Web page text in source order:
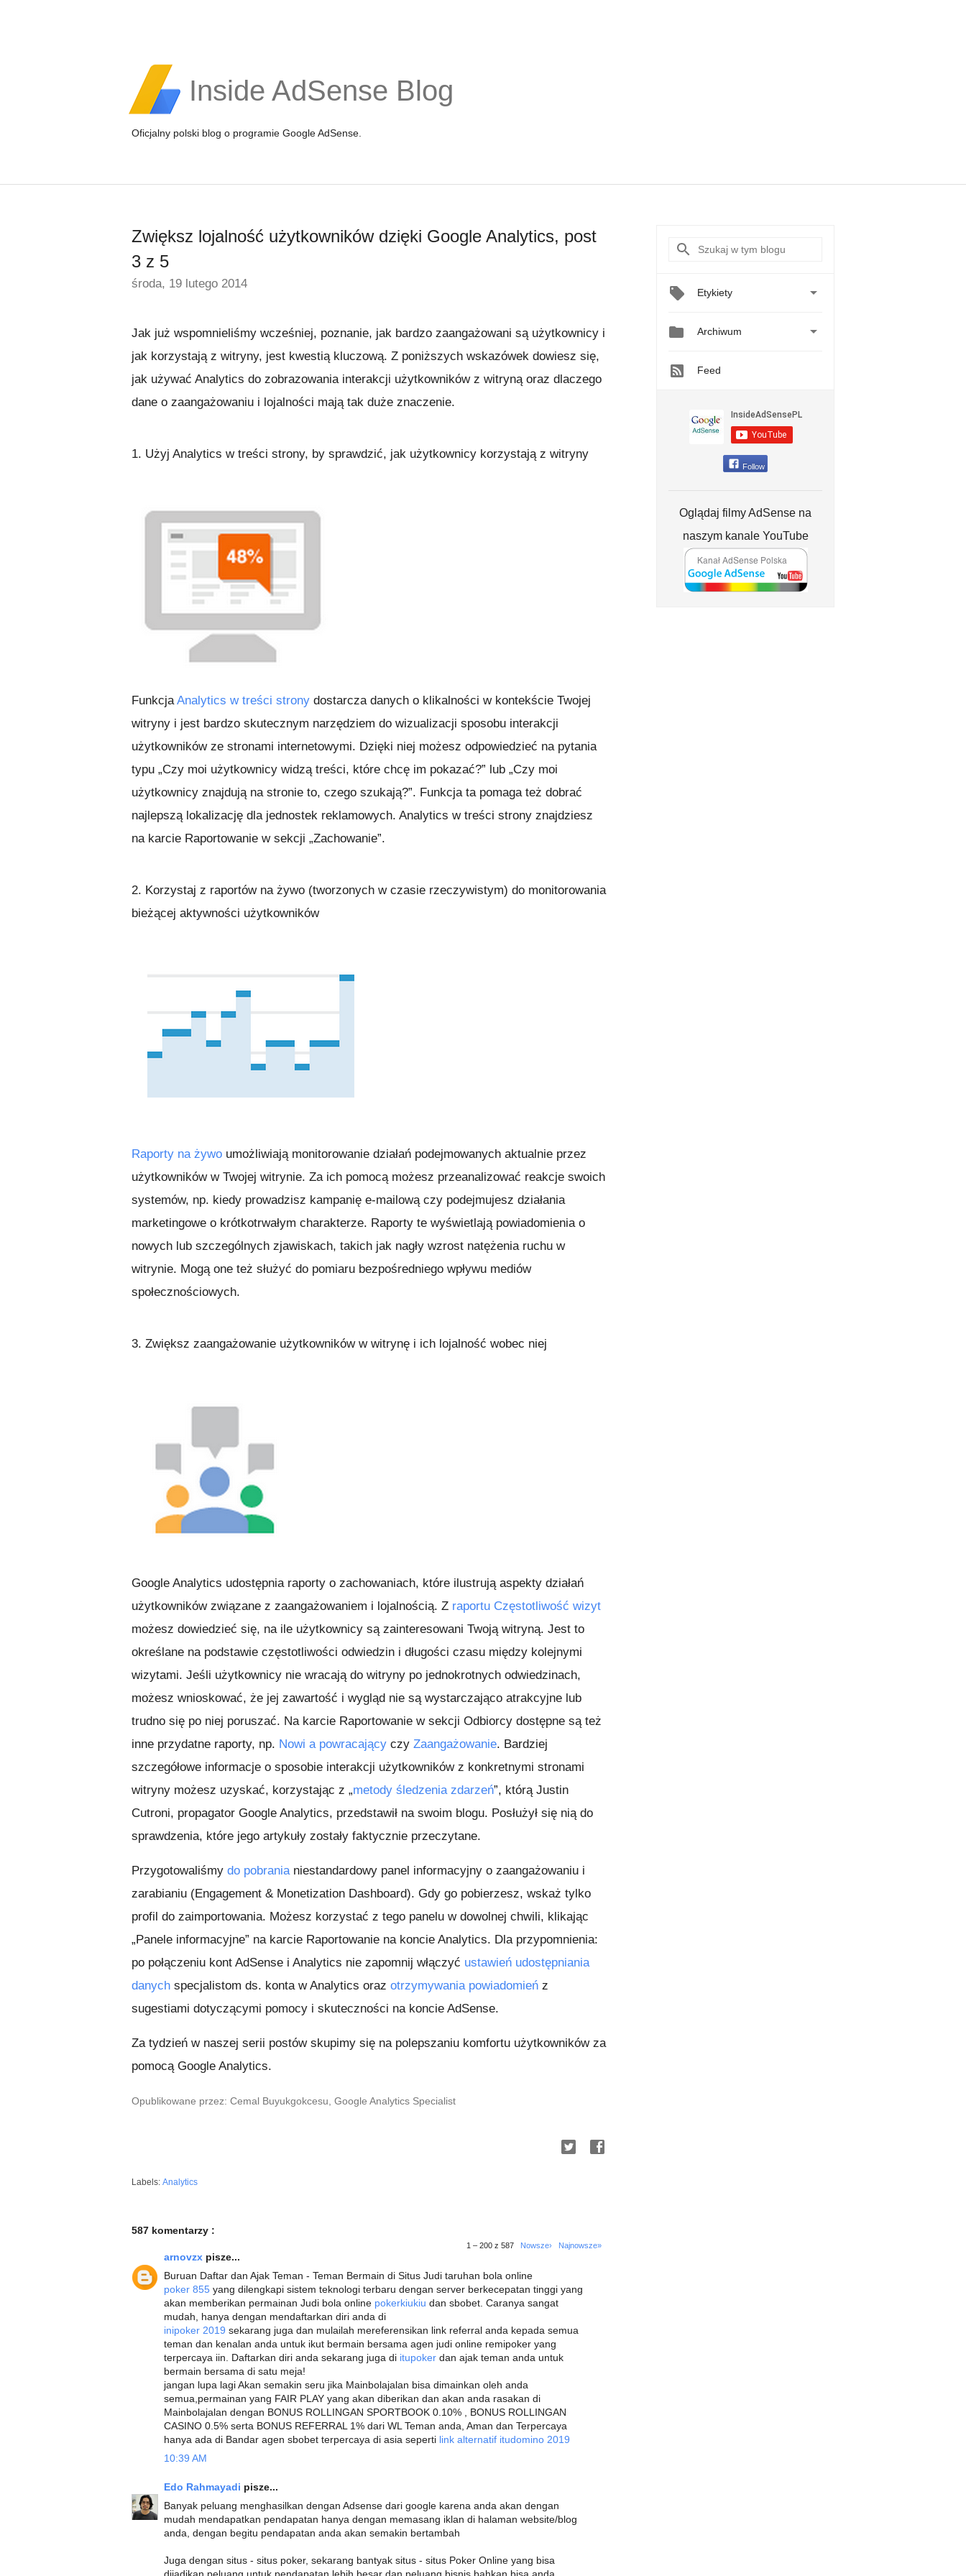
Inside AdSense Blog
Oficjalny polski blog o programie Google AdSense.
Zwiększ lojalność użytkowników dzięki Google Analytics, post
3 z 5
środa, 19 lutego 2014
Jak już wspomnieliśmy wcześniej, poznanie, jak bardzo zaangażowani są użytkownicy i
jak korzystają z witryny, jest kwestią kluczową. Z poniższych wskazówek dowiesz się,
jak używać Analytics do zobrazowania interakcji użytkowników z witryną oraz dlaczego
dane o zaangażowaniu i lojalności mają tak duże znaczenie.
1. Użyj Analytics w treści strony, by sprawdzić, jak użytkownicy korzystają z witryny
FunkcjaAnalytics w treści strony dostarcza danych o klikalności w kontekście Twojej
witryny i jest bardzo skutecznym narzędziem do wizualizacji sposobu interakcji
użytkowników ze stronami internetowymi. Dzięki niej możesz odpowiedzieć na pytania
typu „Czy moi użytkownicy widzą treści, które chcę im pokazać?” lub „Czy moi
użytkownicy znajdują na stronie to, czego szukają?”. Funkcja ta pomaga też dobrać
najlepszą lokalizację dla jednostek reklamowych. Analytics w treści strony znajdziesz
na karcie Raportowanie w sekcji „Zachowanie”.
2. Korzystaj z raportów na żywo (tworzonych w czasie rzeczywistym) do monitorowania
bieżącej aktywności użytkowników
Raporty na żywo umożliwiają monitorowanie działań podejmowanych aktualnie przez
użytkowników w Twojej witrynie. Za ich pomocą możesz przeanalizować reakcje swoich
systemów, np. kiedy prowadzisz kampanię e-mailową czy podejmujesz działania
marketingowe o krótkotrwałym charakterze. Raporty te wyświetlają powiadomienia o
nowych lub szczególnych zjawiskach, takich jak nagły wzrost natężenia ruchu w
witrynie. Mogą one też służyć do pomiaru bezpośredniego wpływu mediów
społecznościowych.
3. Zwiększ zaangażowanie użytkowników w witrynę i ich lojalność wobec niej
Google Analytics udostępnia raporty o zachowaniach, które ilustrują aspekty działań
użytkowników związane z zaangażowaniem i lojalnością. Z raportu Częstotliwość wizyt
możesz dowiedzieć się, na ile użytkownicy są zainteresowani Twoją witryną. Jest to
określane na podstawie częstotliwości odwiedzin i długości czasu między kolejnymi
wizytami. Jeśli użytkownicy nie wracają do witryny po jednokrotnych odwiedzinach,
możesz wnioskować, że jej zawartość i wygląd nie są wystarczająco atrakcyjne lub
trudno się po niej poruszać. Na karcie Raportowanie w sekcji Odbiorcy dostępne są też
inne przydatne raporty, np. Nowi a powracający czy Zaangażowanie. Bardziej
szczegółowe informacje o sposobie interakcji użytkowników z konkretnymi stronami
witryny możesz uzyskać, korzystając z „metody śledzenia zdarzeń”, którą Justin
Cutroni, propagator Google Analytics, przedstawił na swoim blogu. Posłużył się nią do
sprawdzenia, które jego artykuły zostały faktycznie przeczytane.
Przygotowaliśmy do pobranianiestandardowy panel informacyjny o zaangażowaniu i
zarabianiu (Engagement & Monetization Dashboard). Gdy go pobierzesz, wskaż tylko
profil do zaimportowania. Możesz korzystać z tego panelu w dowolnej chwili, klikając
„Panele informacyjne” na karcie Raportowanie na koncie Analytics. Dla przypomnienia:
po połączeniu kont AdSense i Analytics nie zapomnij włączyć ustawień udostępniania
danych specjalistom ds. konta w Analytics oraz otrzymywania powiadomień z
sugestiami dotyczącymi pomocy i skuteczności na koncie AdSense.
Za tydzień w naszej serii postów skupimy się na polepszaniu komfortu użytkowników za
pomocą Google Analytics.
Opublikowane przez: Cemal Buyukgokcesu, Google Analytics Specialist
Labels: Analytics
587 komentarzy :
1 – 200 z 587 Nowsze› Najnowsze»
arnovzx pisze...
Buruan Daftar dan Ajak Teman - Teman Bermain di Situs Judi taruhan bola online
poker 855 yang dilengkapi sistem teknologi terbaru dengan server berkecepatan tinggi yang
akan memberikan permainan Judi bola online pokerkiukiu dan sbobet. Caranya sangat
mudah, hanya dengan mendaftarkan diri anda di
inipoker 2019 sekarang juga dan mulailah mereferensikan link referral anda kepada semua
teman dan kenalan anda untuk ikut bermain bersama agen judi online remipoker yang
terpercaya iin. Daftarkan diri anda sekarang juga di itupoker dan ajak teman anda untuk
bermain bersama di satu meja!
jangan lupa lagi Akan semakin seru jika Mainbolajalan bisa dimainkan oleh anda
semua,permainan yang FAIR PLAY yang akan diberikan dan akan anda rasakan di
Mainbolajalan dengan BONUS ROLLINGAN SPORTBOOK 0.10% , BONUS ROLLINGAN
CASINO 0.5% serta BONUS REFERRAL 1% dari WL Teman anda, Aman dan Terpercaya
hanya ada di Bandar agen sbobet terpercaya di asia seperti link alternatif itudomino 2019
10:39 AM
Edo Rahmayadi pisze...
Banyak peluang menghasilkan dengan Adsense dari google karena anda akan dengan
mudah mendapatkan pendapatan hanya dengan memasang iklan di halaman website/blog
anda, dengan begitu pendapatan anda akan semakin bertambah
Juga dengan situs - situs poker, sekarang bantyak situs - situs Poker Online yang bisa
Etykiety 
 Archiwum 
Feed
Follow
Oglądaj filmy AdSense na
naszym kanale YouTube